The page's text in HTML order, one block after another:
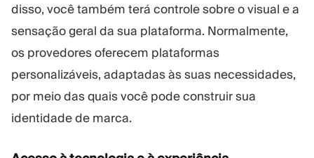
disso, você também terá controle sobre o visual e a
sensação geral da sua plataforma. Normalmente,
os provedores oferecem plataformas
personalizáveis, adaptadas às suas necessidades,
por meio das quais você pode construir sua
identidade de marca.